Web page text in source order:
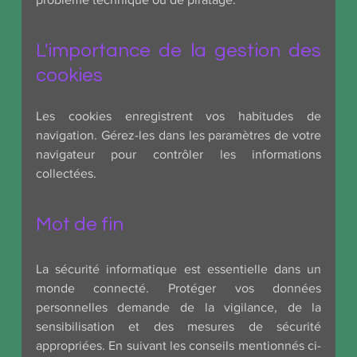
L'importance de la gestion des
cookies
Les cookies enregistrent vos habitudes de
navigation. Gérez-les dans les paramètres de votre
navigateur pour contrôler les informations
collectées.
Mot de fin
La sécurité informatique est essentielle dans un
monde connecté. Protéger vos données
personnelles demande de la vigilance, de la
sensibilisation et des mesures de sécurité
appropriées. En suivant les conseils mentionnés ci-